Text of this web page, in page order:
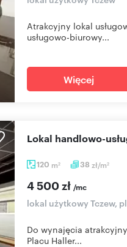
Atrakcyjny lokal
usługowo-biurowy...
Więcej
120 m2 38 zł/m2
Lokal handlowo-
4 500 zł /mc
lokal użytkowy Tczew,
Do wynajęcia
Placu Haller...